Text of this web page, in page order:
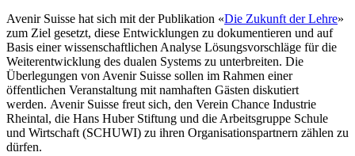
Avenir Suisse hat sich mit der Publikation «Die Zukunft der Lehre»
zum Ziel gesetzt, diese Entwicklungen zu dokumentieren und auf
Basis einer wissenschaftlichen Analyse Lösungsvorschläge für die
Weiterentwicklung des dualen Systems zu unterbreiten. Die
Überlegungen von Avenir Suisse sollen im Rahmen einer
öffentlichen Veranstaltung mit namhaften Gästen diskutiert
werden. Avenir Suisse freut sich, den Verein Chance Industrie
Rheintal, die Hans Huber Stiftung und die Arbeitsgruppe Schule
und Wirtschaft (SCHUWI) zu ihren Organisationspartnern zählen zu
dürfen.